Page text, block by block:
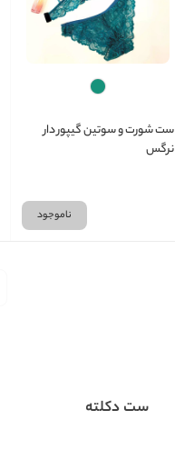
ست شورت و سوتین گیپور دار
نرگس
ناموجود
ست دکلته